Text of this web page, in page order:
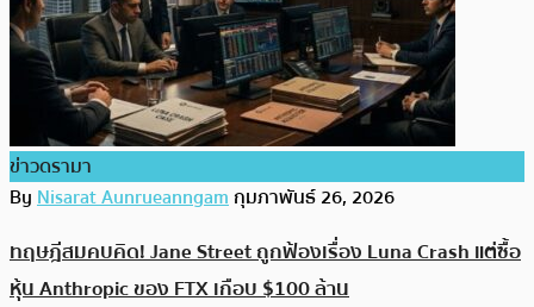
ข่าวดรามา
ByNisarat Aunrueanngamกุมภาพันธ์ 26, 2026
ทฤษฎีสมคบคิด! Jane Street ถูกฟ้องเรื่อง Luna Crash แต่ซื้อ
หุ้น Anthropic ของ FTX เกือบ $100 ล้าน